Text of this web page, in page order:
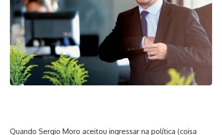
Quando Sergio Moro aceitou ingressar na política (coisa